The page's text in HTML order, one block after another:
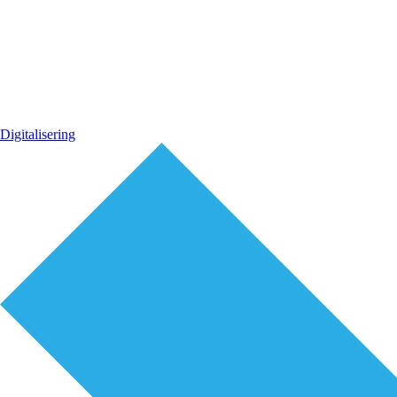
Digitalisering